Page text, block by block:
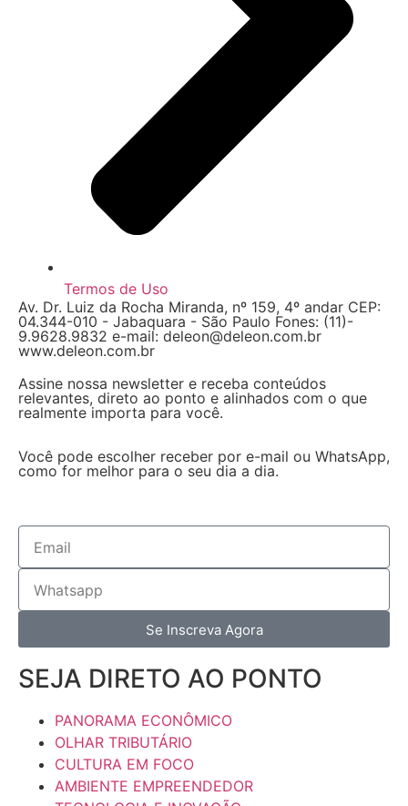
Termos de Uso
Av. Dr. Luiz da Rocha Miranda, nº 159, 4º andar CEP:
04.344-010 - Jabaquara - São Paulo Fones: (11)-
9.9628.9832 e-mail: deleon@deleon.com.br
www.deleon.com.br
Assine nossa newsletter e receba conteúdos
relevantes, direto ao ponto e alinhados com o que
realmente importa para você.
Você pode escolher receber por e-mail ou WhatsApp,
como for melhor para o seu dia a dia.
Se Inscreva Agora
SEJA DIRETO AO PONTO
PANORAMA ECONÔMICO
OLHAR TRIBUTÁRIO
CULTURA EM FOCO
AMBIENTE EMPREENDEDOR